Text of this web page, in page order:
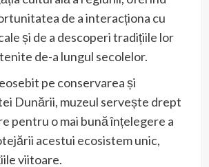
de a interacționa cu
și de a descoperi tradițiile lor
de-a lungul secolelor.
pe conservarea și
Dunării, muzeul servește drept
pentru o mai bună înțelegere a
acestui ecosistem unic,
viitoare.